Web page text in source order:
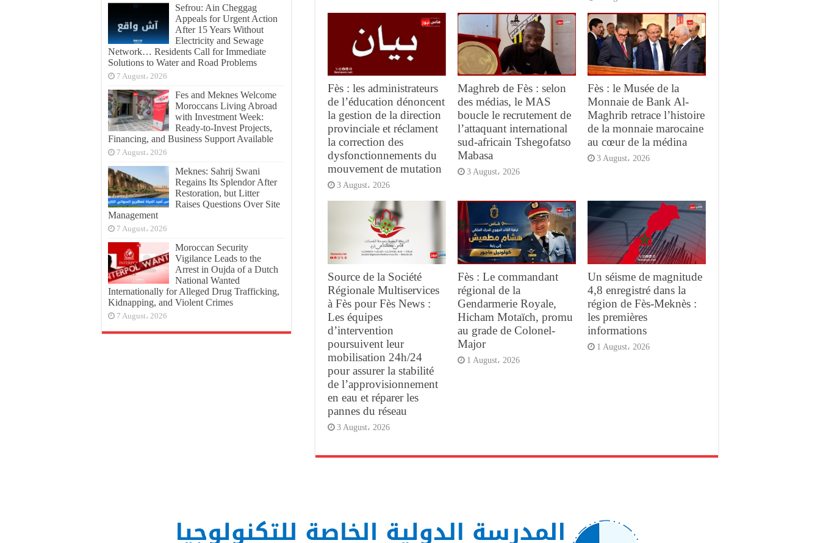
Fès : les administrateurs
de l’éducation dénoncent
la gestion de la direction
provinciale et réclament
la correction des
dysfonctionnements du
mouvement de mutation
3 August، 2026
Maghreb de Fès : selon
des médias, le MAS
boucle le recrutement de
l’attaquant international
sud-africain Tshegofatso
Mabasa
3 August، 2026
Fès : le Musée de la
Monnaie de Bank Al-
Maghrib retrace l’histoire
de la monnaie marocaine
au cœur de la médina
3 August، 2026
Source de la Société
Régionale Multiservices
à Fès pour Fès News :
Les équipes
d’intervention
poursuivent leur
mobilisation 24h/24
pour assurer la stabilité
de l’approvisionnement
en eau et réparer les
pannes du réseau
3 August، 2026
Fès : Le commandant
régional de la
Gendarmerie Royale,
Hicham Motaïch, promu
au grade de Colonel-
Major
1 August، 2026
Un séisme de magnitude
4,8 enregistré dans la
région de Fès-Meknès :
les premières
informations
1 August، 2026
Sefrou: Ain Cheggag
Appeals for Urgent Action
After 15 Years Without
Electricity and Sewage
Network… Residents Call for Immediate
Solutions to Water and Road Problems
7 August، 2026
Fes and Meknes Welcome
Moroccans Living Abroad
with Investment Week:
Ready-to-Invest Projects,
Financing, and Business Support Available
7 August، 2026
Meknes: Sahrij Swani
Regains Its Splendor After
Restoration, but Litter
Raises Questions Over Site
Management
7 August، 2026
Moroccan Security
Vigilance Leads to the
Arrest in Oujda of a Dutch
National Wanted
Internationally for Alleged Drug Trafficking,
Kidnapping, and Violent Crimes
7 August، 2026